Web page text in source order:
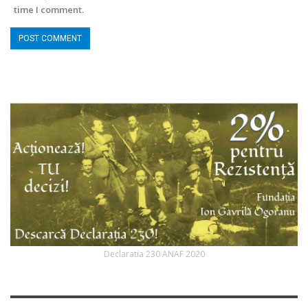
time I comment.
Declaratia 230 ANAF 2020